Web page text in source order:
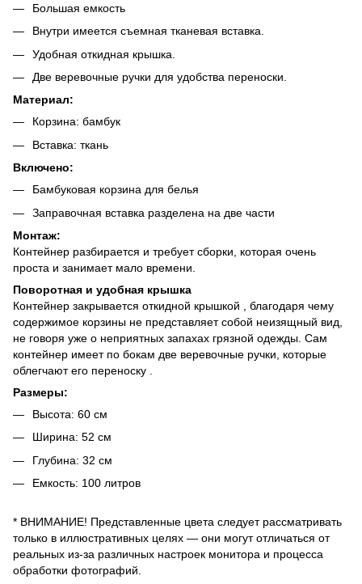
Большая емкость
Внутри имеется съемная тканевая вставка.
Удобная откидная крышка.
Две веревочные ручки для удобства переноски.
Материал:
Корзина: бамбук
Вставка: ткань
Включено:
Бамбуковая корзина для белья
Заправочная вставка разделена на две части
Монтаж:
Контейнер разбирается и требует сборки, которая очень
проста и занимает мало времени.
Поворотная и удобная крышка
Контейнер закрывается откидной крышкой , благодаря чему
содержимое корзины не представляет собой неизящный вид,
не говоря уже о неприятных запахах грязной одежды. Сам
контейнер имеет по бокам две веревочные ручки, которые
облегчают его переноску .
Размеры:
Высота: 60 ​​см
Ширина: 52 см
Глубина: 32 см
Емкость: 100 литров
* ВНИМАНИЕ! Представленные цвета следует рассматривать
только в иллюстративных целях — они могут отличаться от
реальных из-за различных настроек монитора и процесса
обработки фотографий.